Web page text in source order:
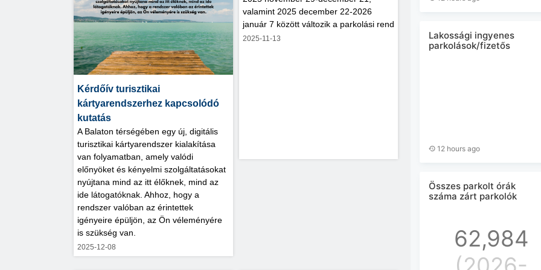
Kérdőív turisztikai
kártyarendszerhez kapcsolódó
kutatás
A Balaton térségében egy új, digitális
turisztikai kártyarendszer kialakítása
van folyamatban, amely valódi
előnyöket és kényelmi szolgáltatásokat
nyújtana mind az itt élőknek, mind az
ide látogatóknak. Ahhoz, hogy a
rendszer valóban az érintettek
igényeire épüljön, az Ön véleményére
is szükség van.
2025-12-08
valamint 2025 december 22-2026
január 7 között változik a parkolási rend
2025-11-13